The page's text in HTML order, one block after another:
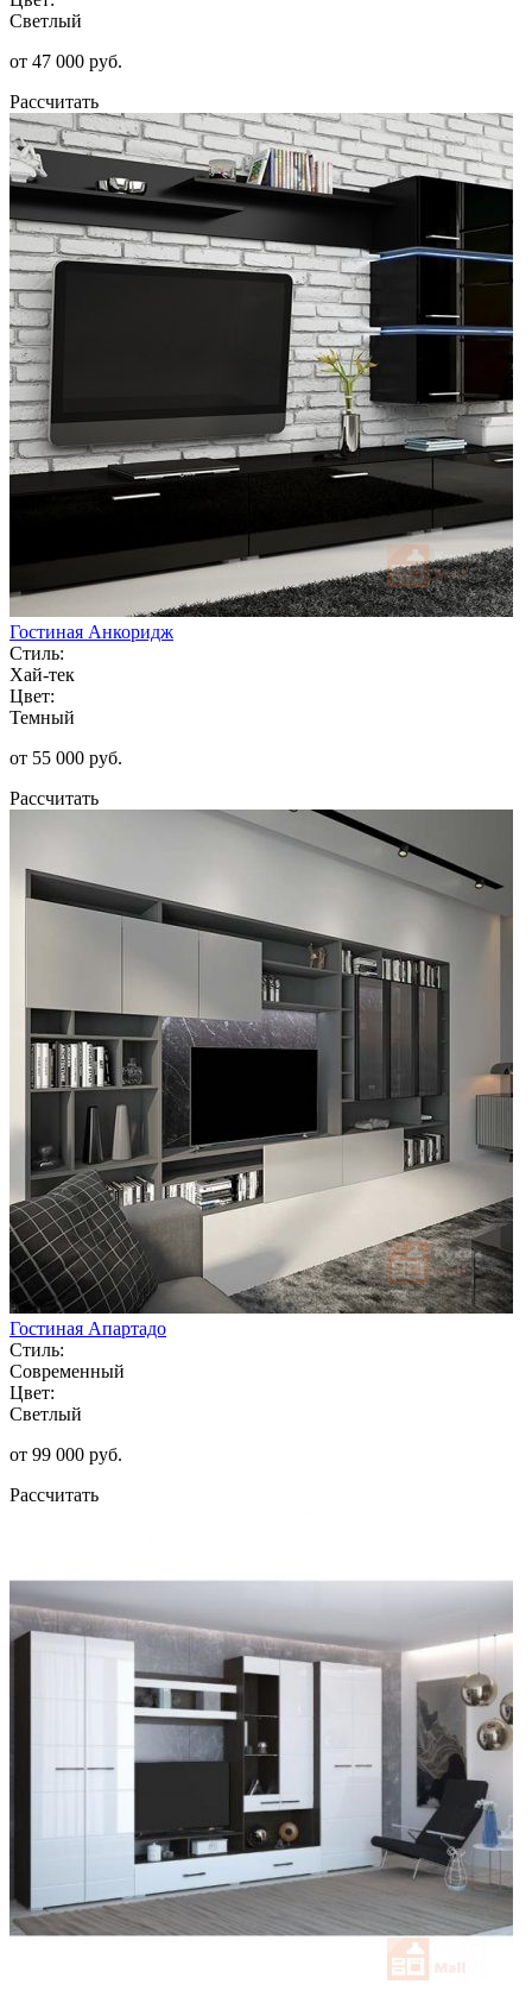
Светлый
от 47 000 руб.
Рассчитать
Гостиная Анкоридж
Стиль:
Хай-тек
Цвет:
Темный
от 55 000 руб.
Рассчитать
Гостиная Апартадо
Стиль:
Современный
Цвет:
Светлый
от 99 000 руб.
Рассчитать